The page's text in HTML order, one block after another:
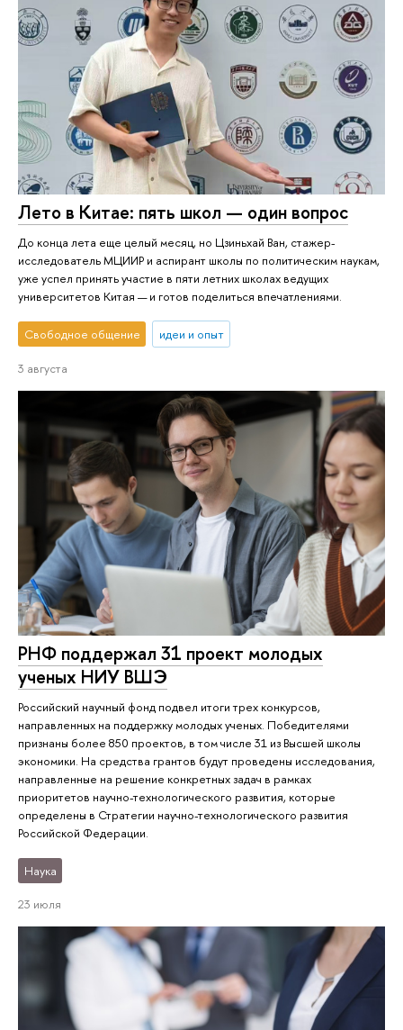
Лето в Китае: пять школ — один вопрос
До конца лета еще целый месяц, но Цзиньхай Ван, стажер-
исследователь МЦИИР и аспирант школы по политическим наукам,
уже успел принять участие в пяти летних школах ведущих
университетов Китая — и готов поделиться впечатлениями.
Свободное общение идеи и опыт
3 августа
РНФ поддержал 31 проект молодых
ученых НИУ ВШЭ
Российский научный фонд подвел итоги трех конкурсов,
направленных на поддержку молодых ученых. Победителями
признаны более 850 проектов, в том числе 31 из Высшей школы
экономики. На средства грантов будут проведены исследования,
направленные на решение конкретных задач в рамках
приоритетов научно-технологического развития, которые
определены в Стратегии научно-технологического развития
Российской Федерации.
Наука
23 июля